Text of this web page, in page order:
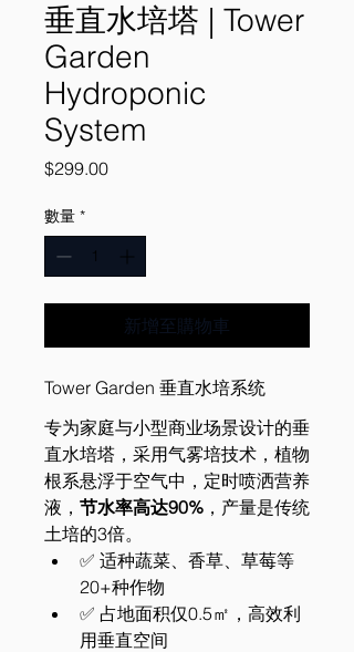
垂直水培塔 | Tower
Garden
Hydroponic
System
$299.00價
數量 *
新增至購物車
Tower Garden 垂直水培系统
专为家庭与小型商业场景设计的垂
直水培塔，采用气雾培技术，植物
根系悬浮于空气中，定时喷洒营养
液， 节水率高达90% ，产量是传统
土培的3倍。
✅ 适种蔬菜、香草、草莓等
20+种作物
✅ 占地面积仅0.5㎡，高效利
用垂直空间